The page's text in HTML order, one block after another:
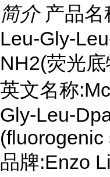
简介 产品
Leu-Gly-
NH2(荧光底
英文名称
Gly-Leu-
(fluorogenic
品牌:Enzo